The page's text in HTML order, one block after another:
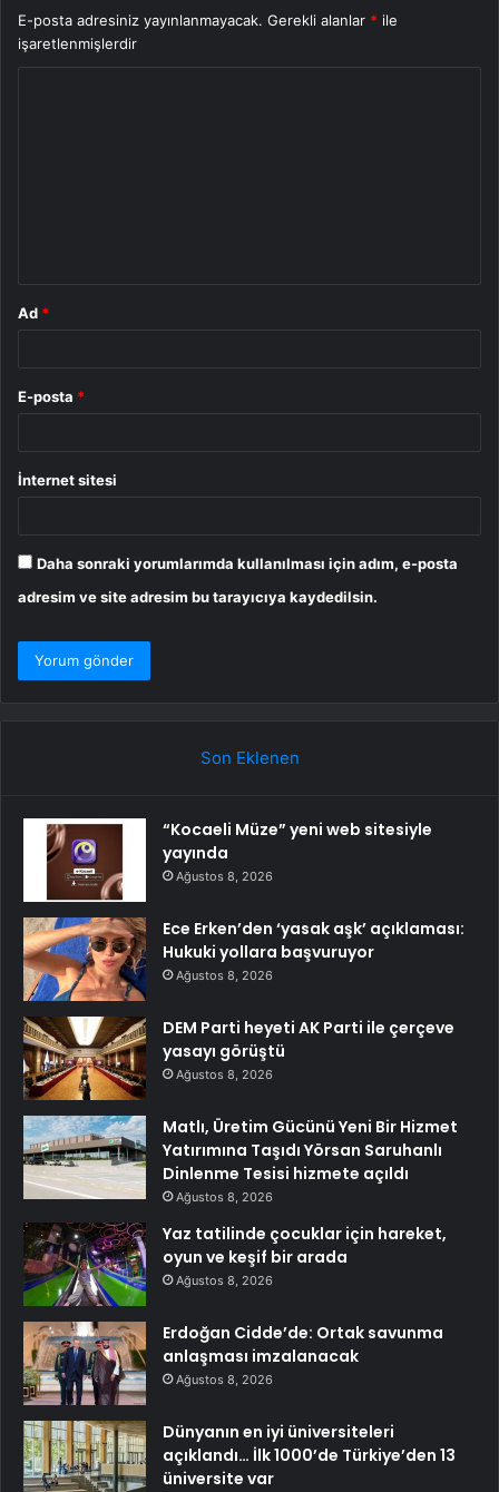
E-posta adresiniz yayınlanmayacak. Gerekli alanlar * ile
işaretlenmişlerdir
Ad *
E-posta *
İnternet sitesi
Daha sonraki yorumlarımda kullanılması için adım, e-posta
adresim ve site adresim bu tarayıcıya kaydedilsin.
Son Eklenen
“Kocaeli Müze” yeni web sitesiyle
yayında
Ağustos 8, 2026
Ece Erken’den ‘yasak aşk’ açıklaması:
Hukuki yollara başvuruyor
Ağustos 8, 2026
DEM Parti heyeti AK Parti ile çerçeve
yasayı görüştü
Ağustos 8, 2026
Matlı, Üretim Gücünü Yeni Bir Hizmet
Yatırımına Taşıdı Yörsan Saruhanlı
Dinlenme Tesisi hizmete açıldı
Ağustos 8, 2026
Yaz tatilinde çocuklar için hareket,
oyun ve keşif bir arada
Ağustos 8, 2026
Erdoğan Cidde’de: Ortak savunma
anlaşması imzalanacak
Ağustos 8, 2026
Dünyanın en iyi üniversiteleri
açıklandı… İlk 1000’de Türkiye’den 13
üniversite var